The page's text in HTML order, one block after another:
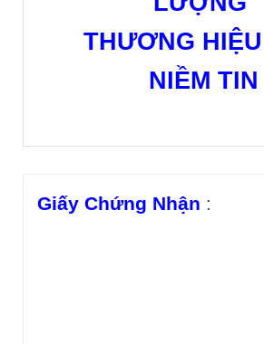
THƯƠNG
NIỀM TIN
Giấy Chứng Nhận :